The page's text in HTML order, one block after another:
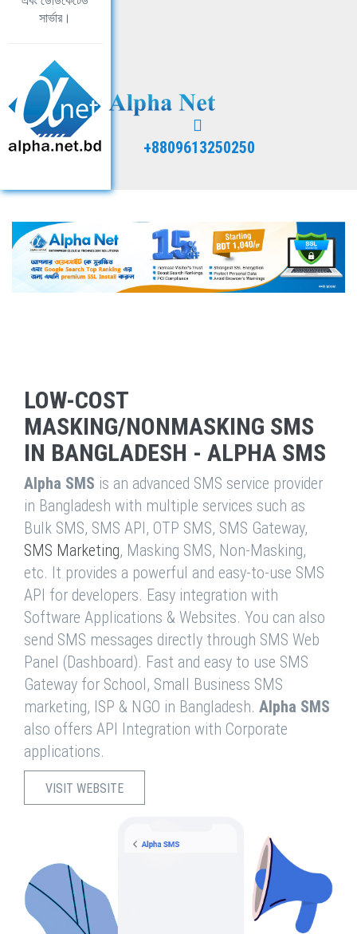
সার্ভার।
+8809613250250
LOW-COST
MASKING/NONMASKING SMS
IN BANGLADESH - ALPHA SMS
Alpha SMS is an advanced SMS service provider
in Bangladesh with multiple services such as
Bulk SMS, SMS API, OTP SMS, SMS Gateway,
SMS Marketing, Masking SMS, Non-Masking,
etc. It provides a powerful and easy-to-use SMS
API for developers. Easy integration with
Software Applications & Websites. You can also
send SMS messages directly through SMS Web
Panel (Dashboard). Fast and easy to use SMS
Gateway for School, Small Business SMS
marketing, ISP & NGO in Bangladesh. Alpha SMS
also offers API Integration with Corporate
applications.
VISIT WEBSITE